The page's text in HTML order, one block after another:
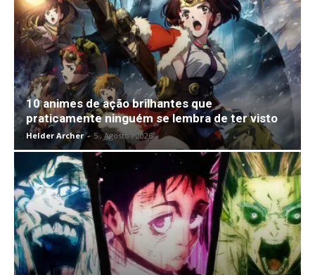
10 animes de ação brilhantes que
praticamente ninguém se lembra de ter visto
Helder Archer - 5 , Agosto , 2026